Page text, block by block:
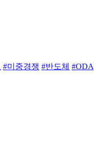
#미중경쟁 #반도체 #ODA